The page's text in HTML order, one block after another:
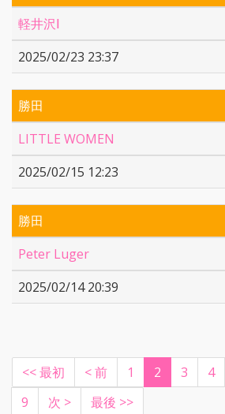
軽井沢Ⅰ
2025/02/23 23:37
勝田
LITTLE WOMEN
2025/02/15 12:23
勝田
Peter Luger
2025/02/14 20:39
<< 最初 < 前 1 2 (current)
3 4
9
次 > 最後 >>